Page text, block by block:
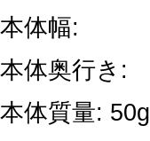
本体幅:
本体奥行き:
本体質量: 50g